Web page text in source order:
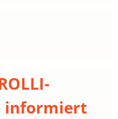
informiert